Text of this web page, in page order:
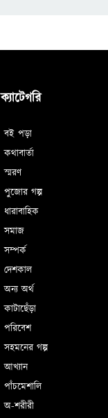
ক্যাটেগরি
বই পড়া
কথাবার্তা
স্মরণ
পুজোর গল্প
ধারাবাহিক
সমাজ
সম্পর্ক
দেশকাল
অন্য অর্থ
কাটাছেঁড়া
পরিবেশ
সহমনের গল্প
আখ্যান
পাঁচমেশালি
অ-শরীরী